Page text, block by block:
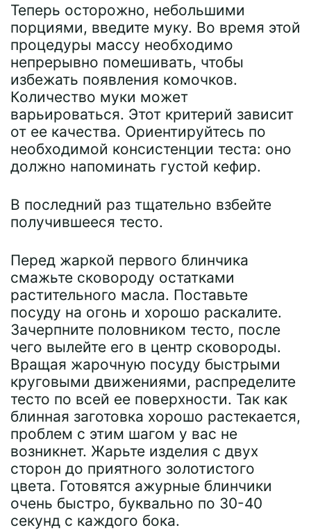
Теперь осторожно, небольшими
порциями, введите муку. Во время этой
процедуры массу необходимо
непрерывно помешивать, чтобы
избежать появления комочков.
Количество муки может
варьироваться. Этот критерий зависит
от ее качества. Ориентируйтесь по
необходимой консистенции теста: оно
должно напоминать густой кефир.
В последний раз тщательно взбейте
получившееся тесто.
Перед жаркой первого блинчика
смажьте сковороду остатками
растительного масла. Поставьте
посуду на огонь и хорошо раскалите.
Зачерпните половником тесто, после
чего вылейте его в центр сковороды.
Вращая жарочную посуду быстрыми
круговыми движениями, распределите
тесто по всей ее поверхности. Так как
блинная заготовка хорошо растекается,
проблем с этим шагом у вас не
возникнет. Жарьте изделия с двух
сторон до приятного золотистого
цвета. Готовятся ажурные блинчики
очень быстро, буквально по 30-40
секунд с каждого бока.